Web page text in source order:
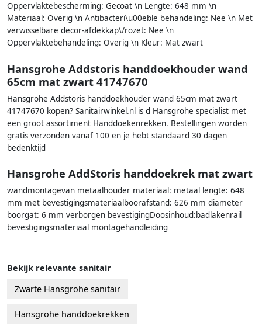
Oppervlaktebescherming: Gecoat \n Lengte: 648 mm \n
Materiaal: Overig \n Antibacteri\u00eble behandeling: Nee \n Met
verwisselbare decor-afdekkap\/rozet: Nee \n
Oppervlaktebehandeling: Overig \n Kleur: Mat zwart
Hansgrohe Addstoris handdoekhouder wand
65cm mat zwart 41747670
Hansgrohe Addstoris handdoekhouder wand 65cm mat zwart
41747670 kopen? Sanitairwinkel.nl is d Hansgrohe specialist met
een groot assortiment Handdoekenrekken. Bestellingen worden
gratis verzonden vanaf 100 en je hebt standaard 30 dagen
bedenktijd
Hansgrohe AddStoris handdoekrek mat zwart
wandmontagevan metaalhouder materiaal: metaal lengte: 648
mm met bevestigingsmateriaalboorafstand: 626 mm diameter
boorgat: 6 mm verborgen bevestigingDoosinhoud:badlakenrail
bevestigingsmateriaal montagehandleiding
Bekijk relevante sanitair
Zwarte Hansgrohe sanitair
Hansgrohe handdoekrekken